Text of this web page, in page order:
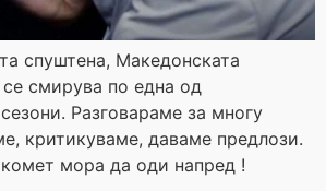
спуштена, Македонската
смирува по една од
сезони. Разговараме за многу
критикуваме, даваме предлози.
мора да оди напред !